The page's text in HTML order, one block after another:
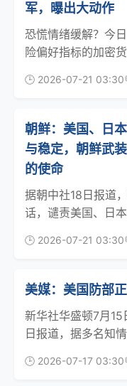
军，曝出大动作
恐慌情绪缓解？今
险偏好指标的加密
24小时，全球共有
🕒 2026-07-21 03:30
朝鲜：美国、日
与稳定，朝鲜武
的使命
据朝中社18日报道
话，谴责美国、日
长会议表明，美日
美日韩
🕒 2026-07-21 03:30
美媒：美国防部
新华社华盛顿7月
日报道，据多名知
案，其中包括由陆
🕒 2026-07-17 03:30